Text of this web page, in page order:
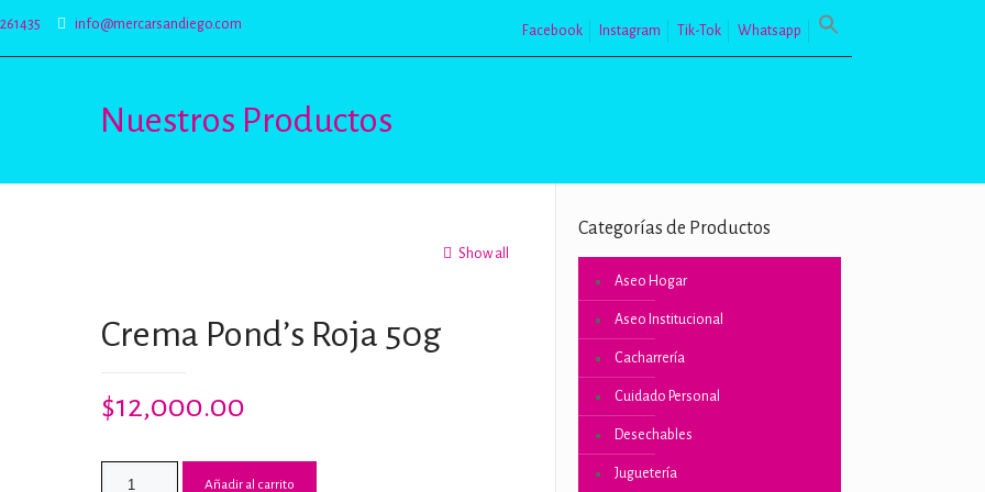
info@mercarsandiego.com Facebook Instagram Tik-Tok Whatsapp
Nuestros Productos
Show all
Crema Pond’s Roja 50g
$12,000.00
Añadir al carrito
Categorías de Productos
Aseo Hogar
Aseo Institucional
Cacharrería
Cuidado Personal
Desechables
Juguetería